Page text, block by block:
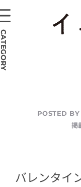
POSTED BY
掲
バレンタイ